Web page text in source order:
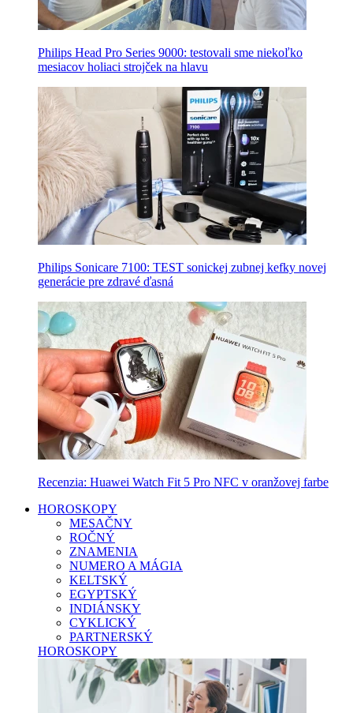
Philips Head Pro Series 9000: testovali sme niekoľko
mesiacov holiaci strojček na hlavu
Philips Sonicare 7100: TEST sonickej zubnej kefky novej
generácie pre zdravé ďasná
Recenzia: Huawei Watch Fit 5 Pro NFC v oranžovej farbe
HOROSKOPY
MESAČNY
ROČNÝ
ZNAMENIA
NUMERO A MÁGIA
KELTSKÝ
EGYPTSKÝ
INDIÁNSKY
CYKLICKÝ
PARTNERSKÝ
HOROSKOPY